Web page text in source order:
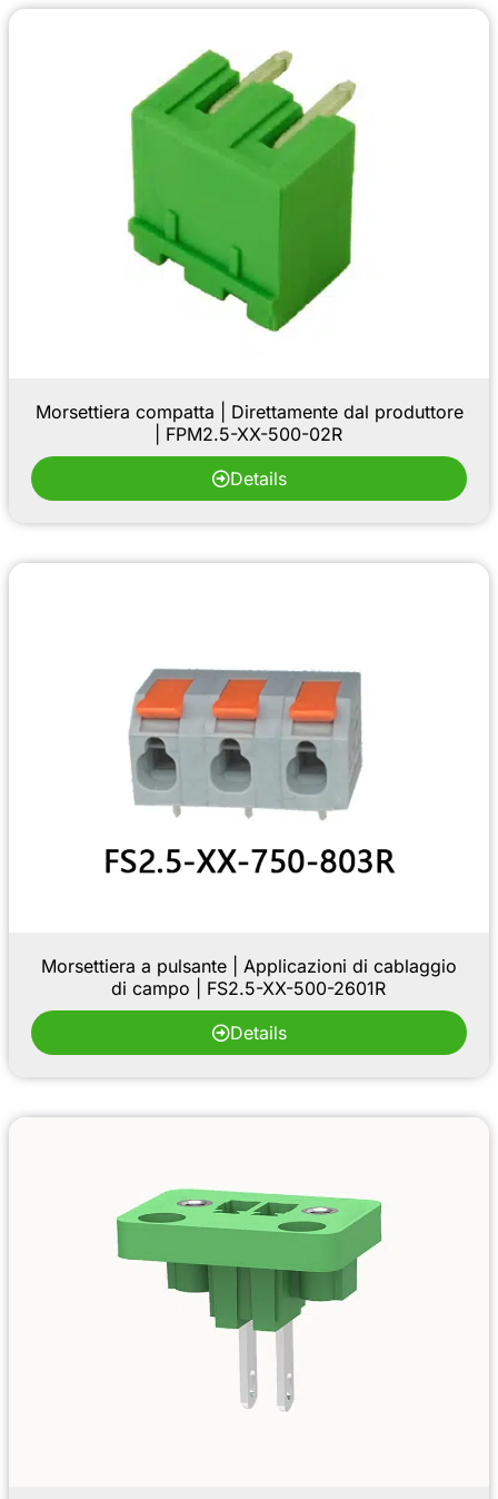
Morsettiera compatta | Direttamente dal produttore
| FPM2.5-XX-500-02R
Details
Morsettiera a pulsante | Applicazioni di cablaggio
di campo | FS2.5-XX-500-2601R
Details